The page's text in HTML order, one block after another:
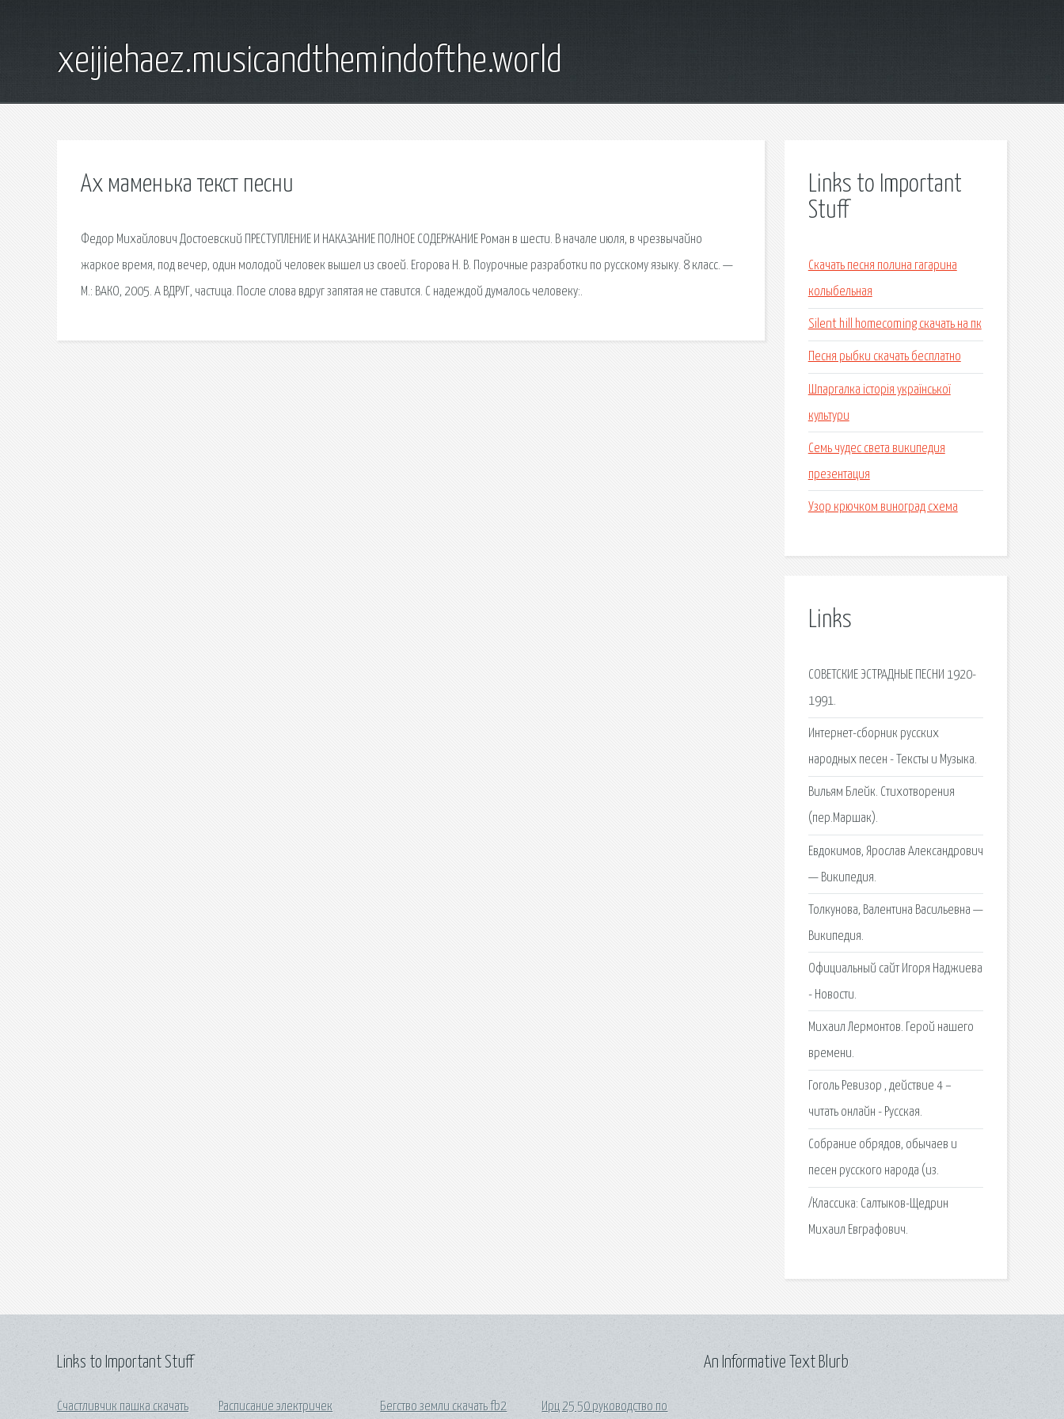
xeijiehaez.musicandthemindofthe.world
Ах маменька текст песни
Федор Михайлович Достоевский ПРЕСТУПЛЕНИЕ И НАКАЗАНИЕ ПОЛНОЕ СОДЕРЖАНИЕ Роман в шести. В начале июля, в чрезвычайно
жаркое время, под вечер, один молодой человек вышел из своей. Егорова Н. В. Поурочные разработки по русскому языку. 8 класс. —
М.: ВАКО, 2005. А ВДРУГ, частица. После слова вдруг запятая не ставится. С надеждой думалось человеку:.
Links to Important
Stuff
Скачать песня полина гагарина
колыбельная
Silent hill homecoming скачать на пк
Песня рыбки скачать бесплатно
Шпаргалка історія української
культури
Семь чудес света википедия
презентация
Узор крючком виноград схема
Links
СОВЕТСКИЕ ЭСТРАДНЫЕ ПЕСНИ 1920-
1991.
Интернет-сборник русских
народных песен - Тексты и Музыка.
Вильям Блейк. Стихотворения
(пер.Маршак).
Евдокимов, Ярослав Александрович
— Википедия.
Толкунова, Валентина Васильевна —
Википедия.
Официальный сайт Игоря Наджиева
- Новости.
Михаил Лермонтов. Герой нашего
времени.
Гоголь Ревизор , действие 4 –
читать онлайн - Русская.
Собрание обрядов, обычаев и
песен русского народа (из.
/Классика: Салтыков-Щедрин
Михаил Евграфович.
Links to Important Stuff
Счастливчик пашка скачать Расписание электричек Бегство земли скачать fb2 Ирц 25 50 руководство по
An Informative Text Blurb